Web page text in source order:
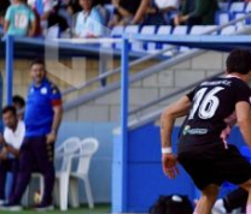
CÓRDOBA
PROVINCIA
SUBBÉTICA HOY
SALUD